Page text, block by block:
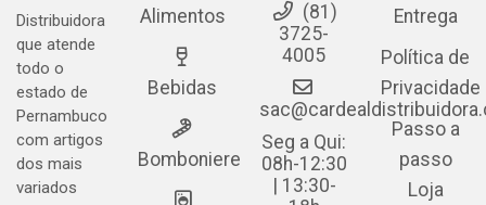
Distribuidora
que atende
todo o
estado de
Pernambuco
com artigos
dos mais
variados
Alimentos
Bebidas
Bomboniere
(81)
3725-
4005
Seg a Qui:
08h-12:30
| 13:30-
Entrega
Política de
Privacidade
Passo a
passo
Loja